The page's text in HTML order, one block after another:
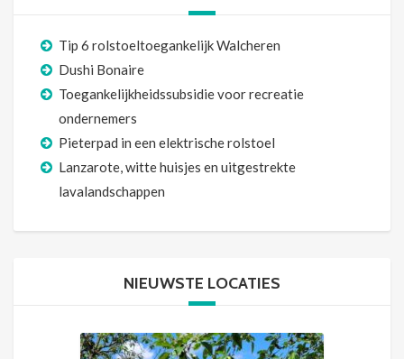
Tip 6 rolstoeltoegankelijk Walcheren
Dushi Bonaire
Toegankelijkheidssubsidie voor recreatie
ondernemers
Pieterpad in een elektrische rolstoel
Lanzarote, witte huisjes en uitgestrekte
lavalandschappen
NIEUWSTE LOCATIES